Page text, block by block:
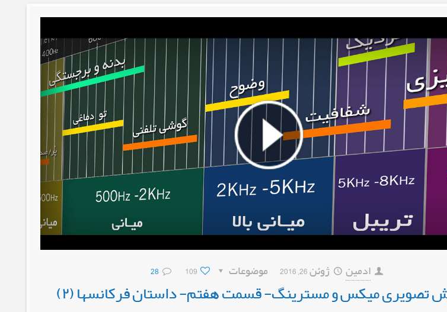
ادمین ژوئن 26, 2016 موضوعات 109
28
تصویری میکس و مسترینگ- قسمت هفتم- داستان فرکانسها (۲)